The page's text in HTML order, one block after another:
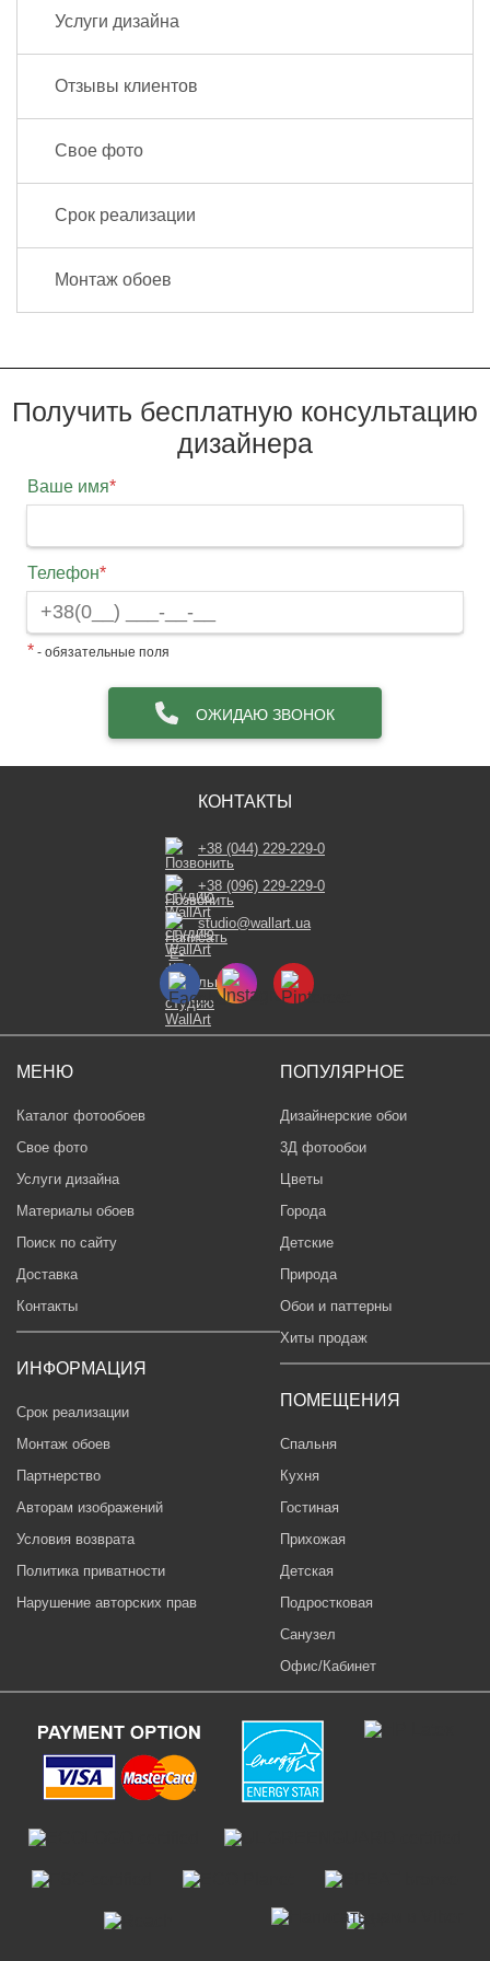
Услуги дизайна
Отзывы клиентов
Свое фото
Срок реализации
Монтаж обоев
Получить бесплатную консультацию
дизайнера
Ваше имя*
Телефон*
* - обязательные поля
ОЖИДАЮ ЗВОНОК
МЕНЮ
Каталог фотообоев
Свое фото
Услуги дизайна
Материалы обоев
Поиск по сайту
Доставка
Контакты
ИНФОРМАЦИЯ
Срок реализации
Монтаж обоев
Партнерство
Авторам изображений
Условия возврата
Политика приватности
Нарушение авторских прав
ПОПУЛЯРНОЕ
Дизайнерские обои
3Д фотообои
Цветы
Города
Детские
Природа
Обои и паттерны
Хиты продаж
ПОМЕЩЕНИЯ
Спальня
Кухня
Гостиная
Прихожая
Детская
Подростковая
Санузел
Офис/Кабинет
КОНТАКТЫ
+38 (044) 229-229-0
+38 (096) 229-229-0
studio@wallart.ua